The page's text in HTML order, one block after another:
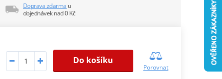
Doprava zdarma u
objednávek nad 0 Kč
Do košíku
Porovnat